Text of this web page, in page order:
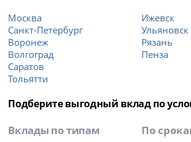
Москва
Санкт-Петербург
Воронеж
Волгоград
Саратов
Тольятти
Ижевск
Ульяновск
Рязань
Пенза
Подберите выгодный вклад по
Вклады по типам По